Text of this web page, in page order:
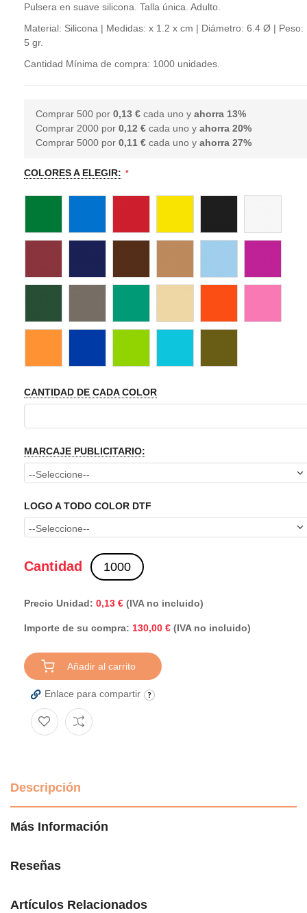
Pulsera en suave silicona. Talla única. Adulto.
Material: Silicona | Medidas: x 1.2 x cm | Diámetro: 6.4 Ø | Peso:
5 gr.
Cantidad Mínima de compra: 1000 unidades.
Comprar 500 por0,13 € cada uno yahorra 13%
Comprar 2000 por0,12 € cada uno yahorra20%
Comprar 5000 por0,11 € cada uno yahorra27%
COLORES A ELEGIR:
CANTIDAD DE CADA COLOR
MARCAJE PUBLICITARIO:
LOGO A TODO COLOR DTF
Cantidad
Precio Unidad: 0,13 € (IVA no incluido)
Importe de su compra: 130,00 € (IVA no incluido)
Añadir al carrito
Enlace para compartir
Descripción
Más Información
Reseñas
Artículos Relacionados